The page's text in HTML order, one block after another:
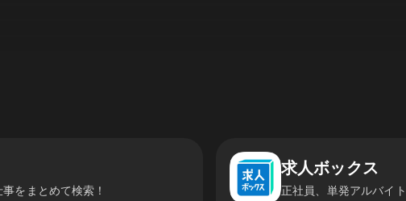
をまとめて検索！
求人ボックス
正社員、単発アルバイ